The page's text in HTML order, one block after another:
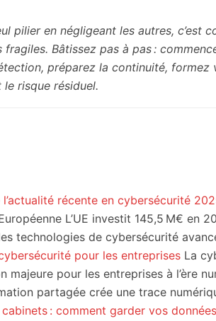
pilier en négligeant les autres, c’est
Bâtissez pas à pas :
préparez la continuité, formez
le risque résiduel.
l’actualité récente en cybersécurité
L’UE investit 145,5 M€ en
technologies de cybersécurité
pour les entreprises La
majeure pour les entreprises à l’ère
partagée crée une trace
: comment garder vos